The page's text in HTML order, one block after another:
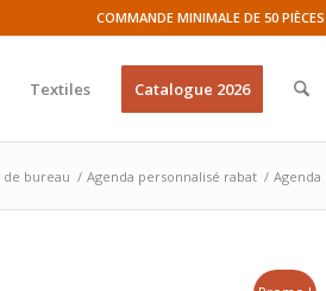
COMMANDE MINIMALE DE 50 PIÈCES
Textiles Catalogue 2026
de bureau / Agenda personnalisé rabat / Agenda